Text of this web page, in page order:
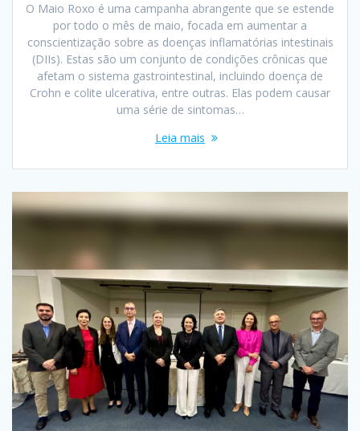
O Maio Roxo é uma campanha abrangente que se estende
por todo o mês de maio, focada em aumentar a
conscientização sobre as doenças inflamatórias intestinais
(DIIs). Estas são um conjunto de condições crônicas que
afetam o sistema gastrointestinal, incluindo doença de
Crohn e colite ulcerativa, entre outras. Elas podem causar
uma série de sintomas…
Leia mais